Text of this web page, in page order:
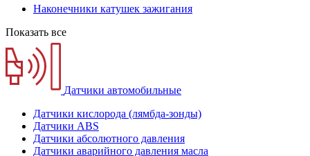
Наконечники катушек зажигания
Показать все
Датчики автомобильные
Датчики кислорода (лямбда-зонды)
Датчики ABS
Датчики абсолютного давления
Датчики аварийного давления масла